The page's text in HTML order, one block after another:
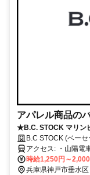
アパレル商品の
★B.C. STOCK マリン
時間勤務OK！】学校
大募集！！
B.C STOCK (ベー
神戸店
アクセス: ・山陽電車 山陽垂水駅 徒歩約9分 ・JR 神戸線 垂水駅西口
徒歩約9分
時給1,250円～
兵庫県神戸市垂水区